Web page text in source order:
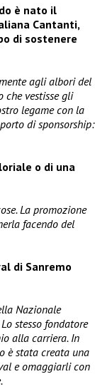
è nato il
Cantanti,
di sostenere
agli albori del
che vestisse gli
legame con la
di sponsorship:
o di una
La promozione
facendo del
di Sanremo
Nazionale
stesso fondatore
alla carriera. In
è stata creata una
e omaggiarli con